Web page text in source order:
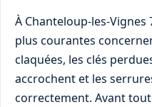
À Chanteloup-les-Vignes
plus courantes
claquées, les clés
accrochent et les
correctement. Avant